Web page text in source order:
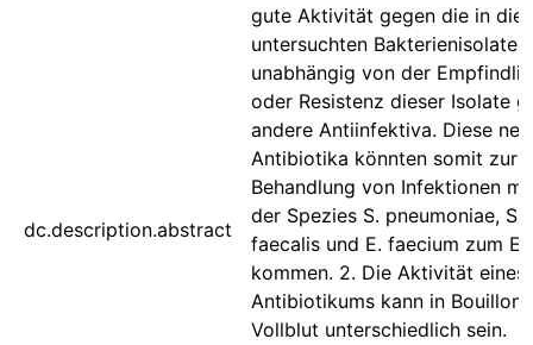
dc.description.abstract
gute Aktivität gegen die in
untersuchten Bakterienisolate,
unabhängig von der
oder Resistenz dieser Isolate
andere Antiinfektiva. Diese
Antibiotika könnten somit zur
Behandlung von Infektionen
der Spezies S. pneumoniae, S.
faecalis und E. faecium zum
kommen. 2. Die Aktivität eines
Antibiotikums kann in Bouillon
Vollblut unterschiedlich sein.